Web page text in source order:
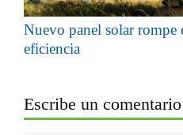
Nuevo panel solar rompe
eficiencia
Escribe un comentario